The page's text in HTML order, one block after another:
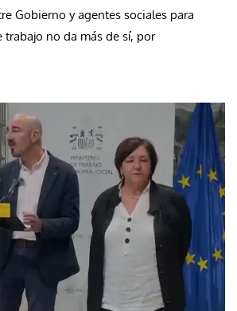
Gobierno y agentes sociales para
trabajo no da más de sí, por